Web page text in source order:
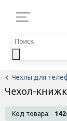
Чехлы для
Чехол-
Код товара: